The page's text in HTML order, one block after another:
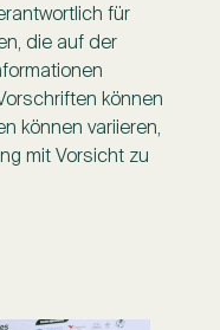
für
die auf der
können
können variieren,
mit Vorsicht zu